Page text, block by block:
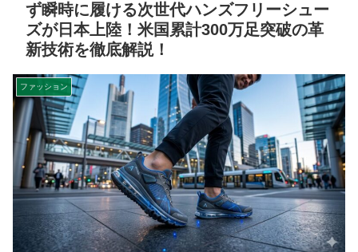
ず瞬時に履ける次世代ハンズフリーシュー
ズが日本上陸！米国累計300万足突破の革
新技術を徹底解説！
ファッション